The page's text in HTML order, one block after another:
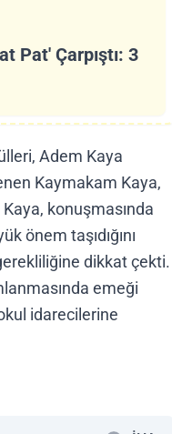
Pat' Çarpıştı: 3
Adem Kaya
Kaymakam Kaya,
konuşmasında
önem taşıdığını
dikkat çekti.
emeği
idarecilerine